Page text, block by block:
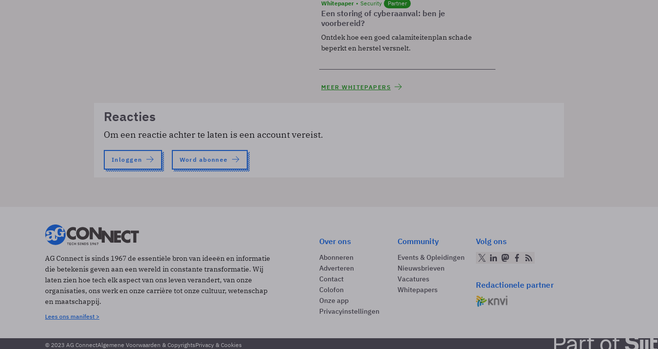
Whitepaper Security Partner
Een storing of cyberaanval: ben je
voorbereid?
Ontdek hoe een goed calamiteitenplan schade
beperkt en herstel versnelt.
MEER WHITEPAPERS
Reacties
Om een reactie achter te laten is een account vereist.
Inloggen Word abonnee
AG Connect is sinds 1967 de essentiële bron van ideeën en informatie
die betekenis geven aan een wereld in constante transformatie. Wij
laten zien hoe tech elk aspect van ons leven verandert, van onze
organisaties, ons werk en onze carrière tot onze cultuur, wetenschap
en maatschappij.
Lees ons manifest >
Over ons
Abonneren
Adverteren
Contact
Colofon
Onze app
Privacyinstellingen
Community
Events & Opleidingen
Nieuwsbrieven
Vacatures
Whitepapers
Volg ons
Redactionele partner
© 2023 AG ConnectAlgemene Voorwaarden & CopyrightsPrivacy & Cookies